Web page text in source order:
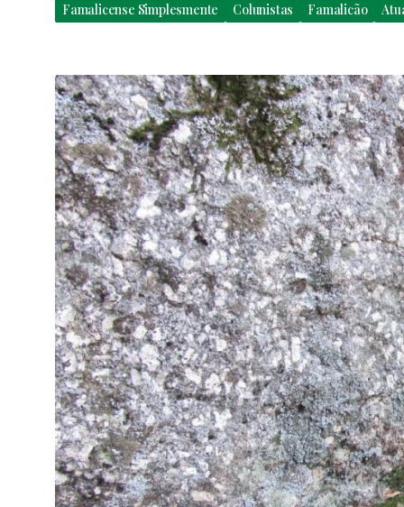
Famalicense Simplesmente Colunistas Famalicão